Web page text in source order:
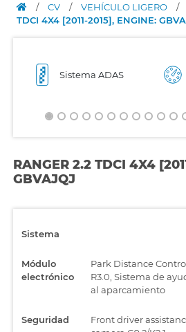
/ CV / VEHÍCULO LIGERO /
TDCI 4X4 [2011-2015], ENGINE:
Sistema ADAS
RANGER 2.2 TDCI 4X4
GBVAJQJ
Sistema
Módulo
electrónico
Park Distance
R3.0, Sistema de
al aparcamiento
Seguridad
Front driver